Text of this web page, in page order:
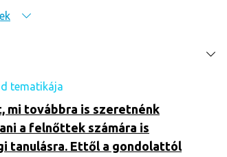
tematikája
mi továbbra is szeretnénk
a felnőttek számára is
tanulásra. Ettől a gondolattól